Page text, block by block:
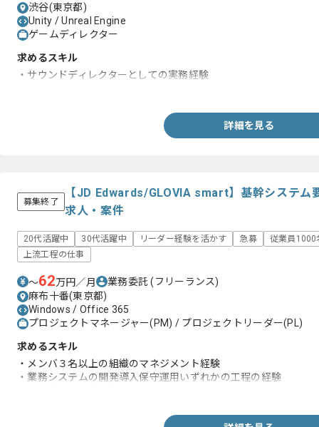
渋谷(東京都)
Unity / Unreal Engine
ゲームディレクター
求めるスキル
・サウンドディレクターとしての実務経験
詳細を見る
募集終了
【JD Edwards/GLOVIA smart】基幹システム
求人・案件
20代活躍中 30代活躍中 リーダー経験を活かす 急募
従業員1000
上流工程の仕事
〜62万円／月 業務委託(フリーランス)
麻布十番(東京都)
Windows / Office 365
プロジェクトマネージャー(PM) / プロジェクトリーダー(PL)
求めるスキル
・メンバ３名以上の組織のマネジメント経験
・業務システムの開発導入保守運用いずれかの工程の経験